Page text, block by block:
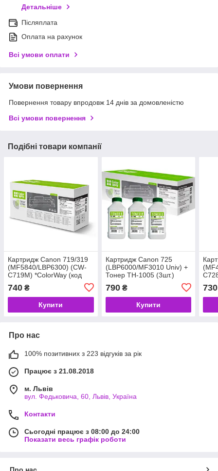
Детальніше
Післяплата
Оплата на рахунок
Всі умови оплати
Умови повернення
Повернення товару впродовж 14 днів за домовленістю
Всі умови повернення
Подібні товари компанії
Картридж Canon 719/319
(MF5840/LBP6300) (CW-
C719M) *ColorWay (код
740 ₴
Купити
Картридж Canon 725
(LBP6000/MF3010 Univ) +
Тонер TH-1005 (3шт.)
*ColorWay (код 102030)
790₴
Купити
730
Про нас
100% позитивних з 223 відгуків за рік
Працює з 21.08.2018
м. Львів
вул. Федьковича, 60, Львів, Україна
Контакти
Сьогодні працює з 08:00 до 24:00
Показати весь графік роботи